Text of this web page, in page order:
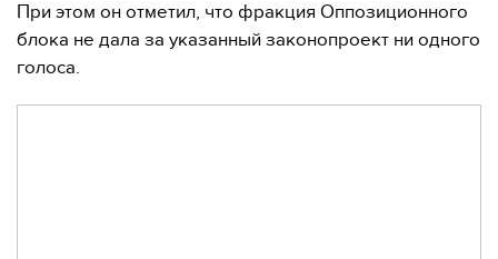
При этом он отметил, что фракция Оппозиционного
блока не дала за указанный законопроект ни одного
голоса.